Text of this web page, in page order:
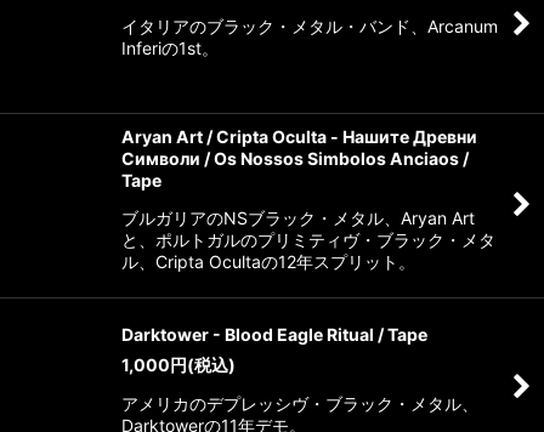
イタリアのブラック・メタル・バンド、Arcanum
Inferiの1st。
Aryan Art / Cripta Oculta - Нашите Древни
Символи / Os Nossos Simbolos Anciaos /
Tape
ブルガリアのNSブラック・メタル、Aryan Art
と、ポルトガルのプリミティヴ・ブラック・メタ
ル、Cripta Ocultaの12年スプリット。
Darktower - Blood Eagle Ritual / Tape
1,000 円(税込)
アメリカのデプレッシヴ・ブラック・メタル、
Darktowerの11年デモ。